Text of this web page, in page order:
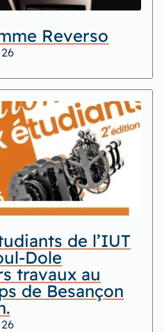
Reverso
de l’IUT
Dole
travaux au
de Besançon